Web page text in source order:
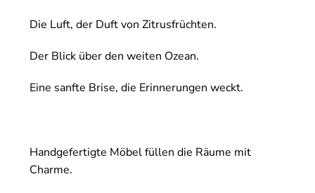
Die Luft, der Duft von Zitrusfrüchten.
Der Blick über den weiten Ozean.
Eine sanfte Brise, die Erinnerungen weckt.
Handgefertigte Möbel füllen die Räume mit
Charme.